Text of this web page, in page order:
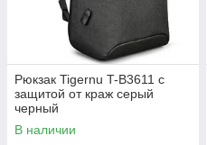
Рюкзак Tigernu T-B3611 с
защитой от краж серый
черный
В наличии